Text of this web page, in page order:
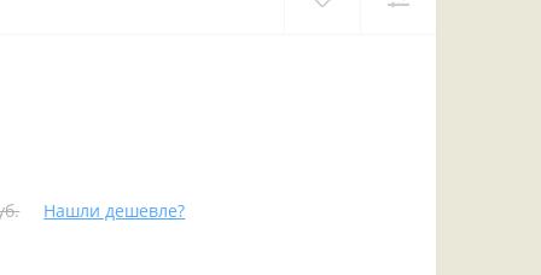
Нашли дешевле?